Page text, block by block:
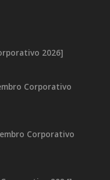
2026]
Corporativo
Corporativo